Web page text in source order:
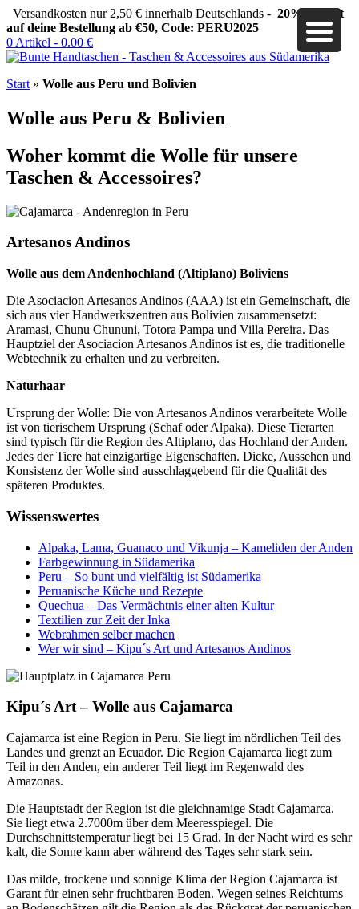
Versandkosten nur 2,50 € innerhalb Deutschlands - 20% Rabatt
auf deine Bestellung ab €50, Code: PERU2025
0 Artikel - 0.00 €
Start » Wolle aus Peru und Bolivien
Wolle aus Peru & Bolivien
Woher kommt die Wolle für unsere
Taschen & Accessoires?
Artesanos Andinos
Wolle aus dem Andenhochland (Altiplano) Boliviens
Die Asociacion Artesanos Andinos (AAA) ist ein Gemeinschaft, die
sich aus vier Handwerkszentren aus Bolivien zusammensetzt:
Aramasi, Chunu Chununi, Totora Pampa und Villa Pereira. Das
Hauptziel der Asociacion Artesanos Andinos ist es, die traditionelle
Webtechnik zu erhalten und zu verbreiten.
Naturhaar
Ursprung der Wolle: Die von Artesanos Andinos verarbeitete Wolle
ist von tierischem Ursprung (Schaf oder Alpaka). Diese Tierarten
sind typisch für die Region des Altiplano, das Hochland der Anden.
Jedes der Tiere hat einzigartige Eigenschaften. Dicke, Aussehen und
Konsistenz der Wolle sind ausschlaggebend für die Qualität des
späteren Produktes.
Wissenswertes
Alpaka, Lama, Guanaco und Vikunja – Kameliden der Anden
Farbgewinnung in Südamerika
Peru – So bunt und vielfältig ist Südamerika
Peruanische Küche und Rezepte
Quechua – Das Vermächtnis einer alten Kultur
Textilien zur Zeit der Inka
Webrahmen selber machen
Wer wir sind – Kipu´s Art und Artesanos Andinos
Kipu´s Art – Wolle aus Cajamarca
Cajamarca ist eine Region in Peru. Sie liegt im nördlichen Teil des
Landes und grenzt an Ecuador. Die Region Cajamarca liegt zum
Teil in den Anden, ein anderer Teil liegt im Regenwald des
Amazonas.
Die Hauptstadt der Region ist die gleichnamige Stadt Cajamarca.
Sie liegt etwa 2.7000m über dem Meeresspiegel. Die
Durchschnittstemperatur liegt bei 15 Grad. In der Nacht wird es sehr
kalt, die Sonne kann aber während des Tages sehr stark sein.
Das milde, trockene und sonnige Klima der Region Cajamarca ist
Garant für einen sehr fruchtbaren Boden. Wegen seines Reichtums